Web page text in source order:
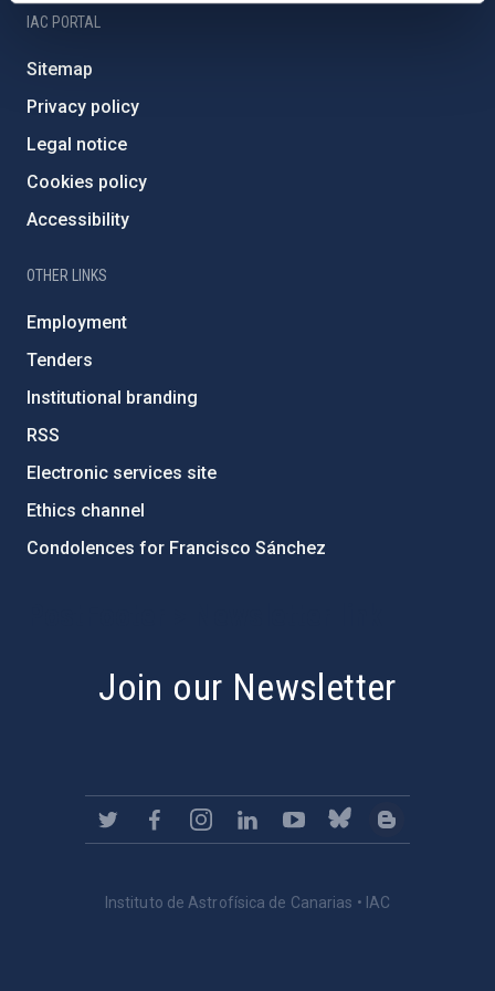
IAC PORTAL
Sitemap
Privacy policy
Legal notice
Cookies policy
Accessibility
OTHER LINKS
Employment
Tenders
Institutional branding
RSS
Electronic services site
Ethics channel
Condolences for Francisco Sánchez
Join our Newsletter
Instituto de Astrofísica de Canarias • IAC